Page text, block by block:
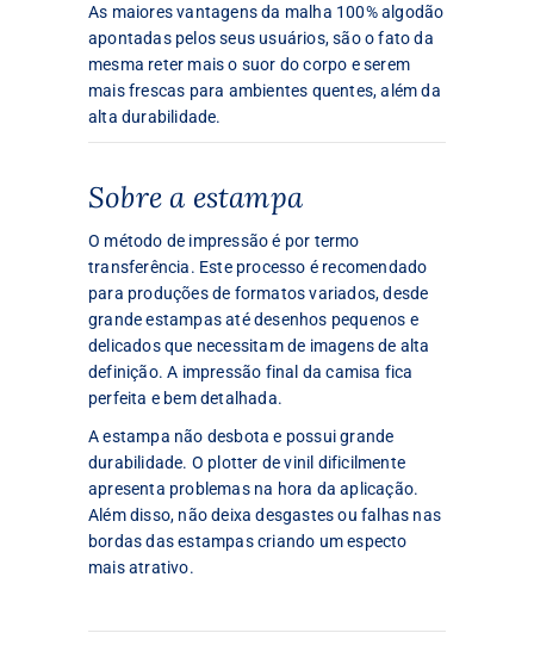
As maiores vantagens da malha 100% algodão
apontadas pelos seus usuários, são o fato da
mesma reter mais o suor do corpo e serem
mais frescas para ambientes quentes, além da
alta durabilidade.
Sobre a estampa
O método de impressão é por termo
transferência. Este processo é recomendado
para produções de formatos variados, desde
grande estampas até desenhos pequenos e
delicados que necessitam de imagens de alta
definição. A impressão final da camisa fica
perfeita e bem detalhada.
A estampa não desbota e possui grande
durabilidade. O plotter de vinil dificilmente
apresenta problemas na hora da aplicação.
Além disso, não deixa desgastes ou falhas nas
bordas das estampas criando um especto
mais atrativo.